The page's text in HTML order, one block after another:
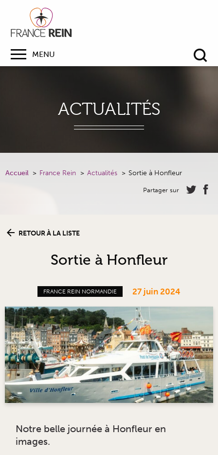
MENU
ACTUALITÉS
Accueil France Rein Actualités Sortie à Honfleur
Partager sur
RETOUR À LA LISTE
Sortie à Honfleur
FRANCE REIN NORMANDIE 27 juin 2024
Notre belle journée à Honfleur en
images.